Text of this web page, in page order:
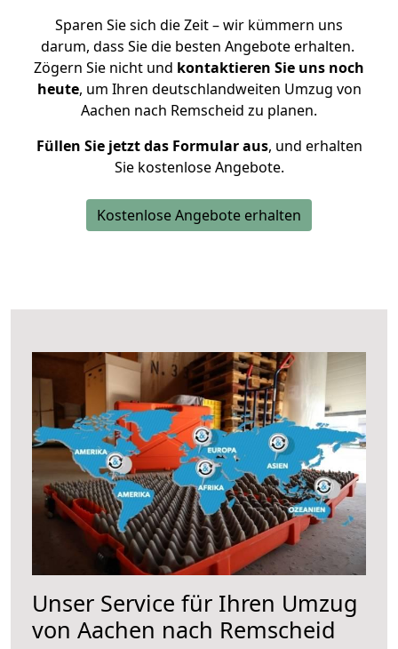
Sparen Sie sich die Zeit – wir kümmern uns
darum, dass Sie die besten Angebote erhalten.
Zögern Sie nicht und kontaktieren Sie uns noch
heute, um Ihren deutschlandweiten Umzug von
Aachen nach Remscheid zu planen.
Füllen Sie jetzt das Formular aus, und erhalten
Sie kostenlose Angebote.
Kostenlose Angebote erhalten
Unser Service für Ihren Umzug
von Aachen nach Remscheid